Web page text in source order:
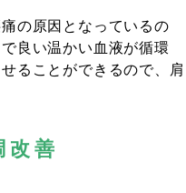
の原因となっているの
良い温かい血液が循環
ることができるので、肩
善